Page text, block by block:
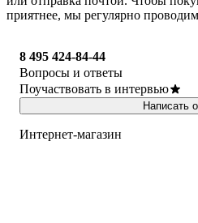
приятнее, мы регулярно
8 495 424-84-44
Вопросы и ответы
Поучаствовать в интервью
Написать
Интернет-магазин